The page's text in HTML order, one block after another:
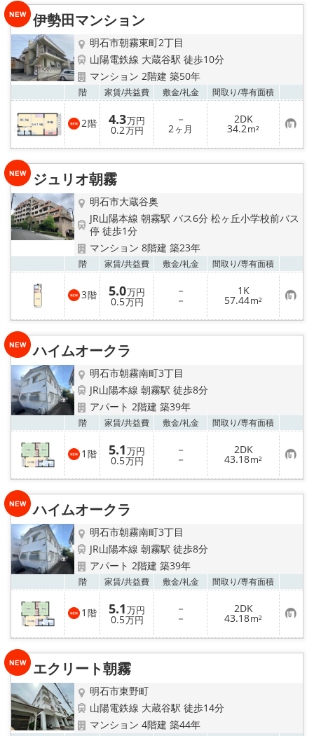
り
伊勢田マンション
明石市朝霧東町2丁目
山陽電鉄線 大蔵谷駅 徒歩10分
マンション 2階建 築50年
階 家賃/共益費 敷金/礼金 間取り/専有面積
2階 4.3万円
0.2万円
－
2ヶ月
2DK
34.2m² お
気
に
り
ジュリオ朝霧
明石市大蔵谷奥
JR山陽本線 朝霧駅 バス6分 松ヶ丘小学校前バス
停 徒歩1分
マンション 8階建 築23年
階 家賃/共益費 敷金/礼金 間取り/専有面積
3階 5.0万円
0.5万円
－
－
1K
57.44m² お
気
に
り
ハイムオークラ
明石市朝霧南町3丁目
JR山陽本線 朝霧駅 徒歩8分
アパート 2階建 築39年
階 家賃/共益費 敷金/礼金 間取り/専有面積
1 階 5.1万円
0.5万円
－
－
2DK
43.18m² お
気
に
り
ハイムオークラ
明石市朝霧南町3丁目
JR山陽本線 朝霧駅 徒歩8分
アパート 2階建 築39年
階 家賃/共益費 敷金/礼金 間取り/専有面積
1 階 5.1万円
0.5万円
－
－
2DK
43.18m² お
気
に
り
エクリート朝霧
明石市東野町
山陽電鉄線 大蔵谷駅 徒歩14分
マンション 4階建 築44年